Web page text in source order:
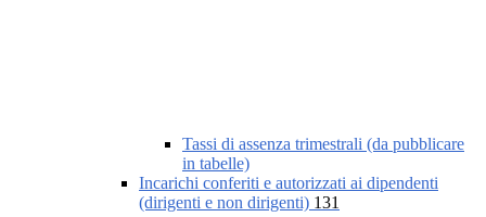
Tassi di assenza trimestrali (da pubblicare
in tabelle)
Incarichi conferiti e autorizzati ai dipendenti
(dirigenti e non dirigenti) 131